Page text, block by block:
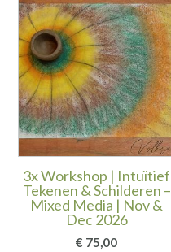
3x Workshop | Intuïtief
Tekenen & Schilderen –
Mixed Media | Nov &
Dec 2026
€ 75,00